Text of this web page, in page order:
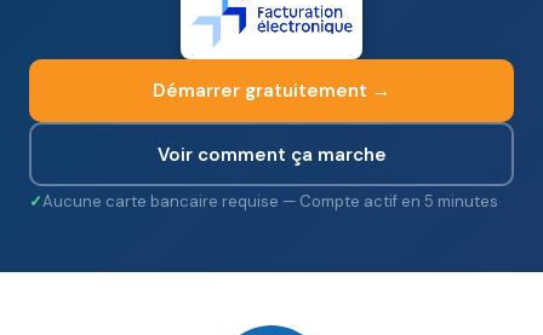
Démarrer gratuitement →
Voir comment ça marche
Aucune carte bancaire requise — Compte actif en 5 minutes